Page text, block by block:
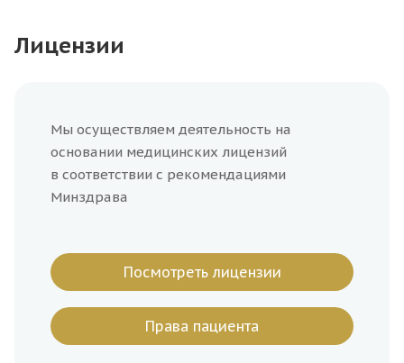
Лицензии
Мы осуществляем деятельность на
основании медицинских лицензий
в соответствии с рекомендациями
Минздрава
Посмотреть лицензии
Права пациента